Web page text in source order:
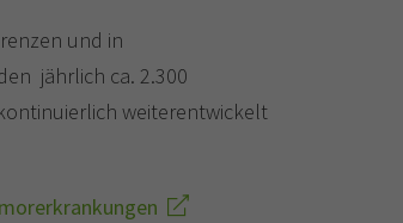
und in
jährlich ca. 2.300
weiterentwickelt